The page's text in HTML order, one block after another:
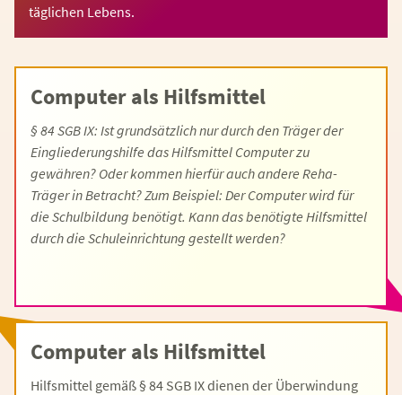
täglichen Lebens.
Computer als Hilfsmittel
§ 84 SGB IX: Ist grundsätzlich nur durch den Träger der
Eingliederungshilfe das Hilfsmittel Computer zu
gewähren? Oder kommen hierfür auch andere Reha-
Träger in Betracht? Zum Beispiel: Der Computer wird für
die Schulbildung benötigt. Kann das benötigte Hilfsmittel
durch die Schuleinrichtung gestellt werden?
Computer als Hilfsmittel
Hilfsmittel gemäß § 84 SGB IX dienen der Überwindung